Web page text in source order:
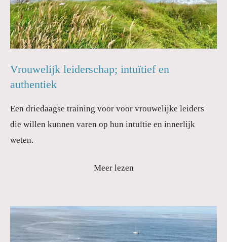
Vrouwelijk leiderschap; intuïtief en
authentiek
Een driedaagse training voor voor vrouwelijke leiders
die willen kunnen varen op hun intuïtie en innerlijk
weten.
Meer lezen